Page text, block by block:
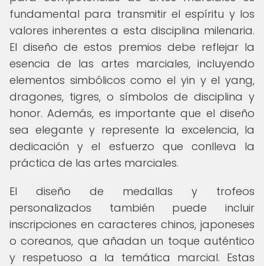
fundamental para transmitir el espíritu y los
valores inherentes a esta disciplina milenaria.
El diseño de estos premios debe reflejar la
esencia de las artes marciales, incluyendo
elementos simbólicos como el yin y el yang,
dragones, tigres, o símbolos de disciplina y
honor. Además, es importante que el diseño
sea elegante y represente la excelencia, la
dedicación y el esfuerzo que conlleva la
práctica de las artes marciales.
El diseño de medallas y trofeos
personalizados también puede incluir
inscripciones en caracteres chinos, japoneses
o coreanos, que añadan un toque auténtico
y respetuoso a la temática marcial. Estas